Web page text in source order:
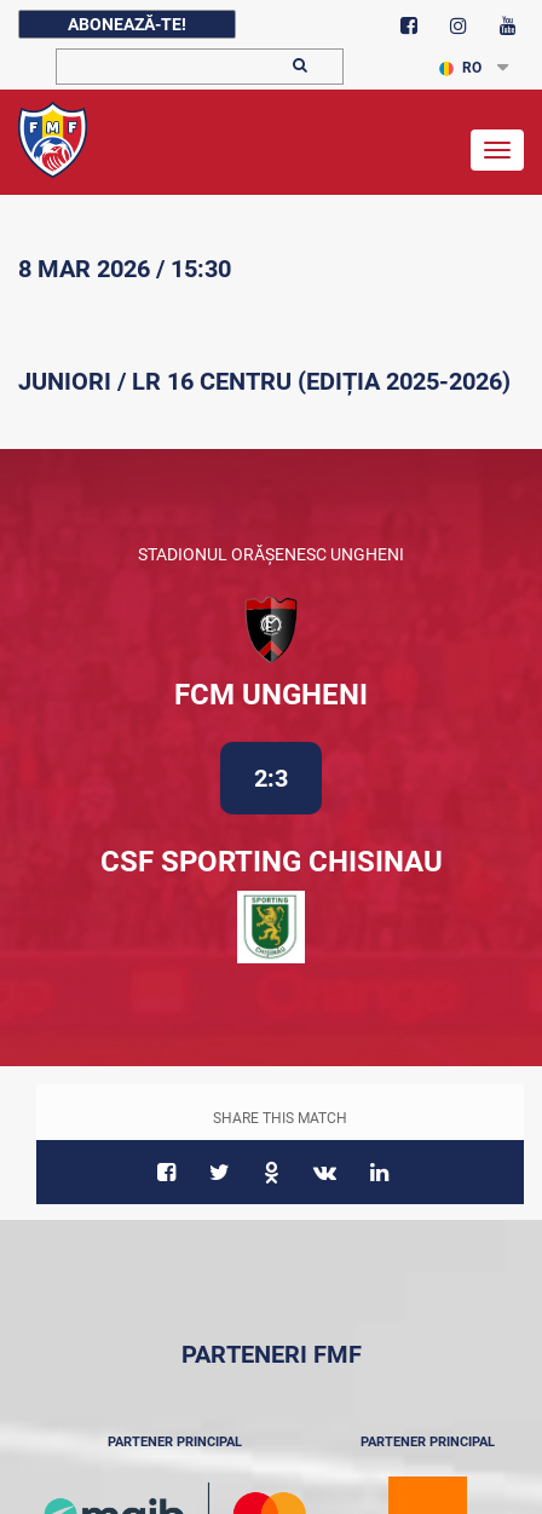
ABONEAZĂ-TE!
RO
8 MAR 2026 / 15:30
JUNIORI / LR 16 CENTRU (EDIȚIA 2025-2026)
STADIONUL ORĂȘENESC UNGHENI
FCM UNGHENI
2:3
CSF SPORTING CHISINAU
SHARE THIS MATCH
PARTENERI FMF
PARTENER PRINCIPAL PARTENER PRINCIPAL